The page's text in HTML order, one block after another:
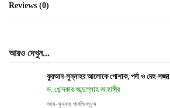
Reviews (0)
আরও দেখুন...
কুরআন-সুন্নাহর আলোকে পোশাক, পর্দা ও দেহ-সজ্জা
ড. খোন্দকার আব্দুল্লাহ জাহাঙ্গীর
আস-সুন্নাহ পাবলিকেশন্স